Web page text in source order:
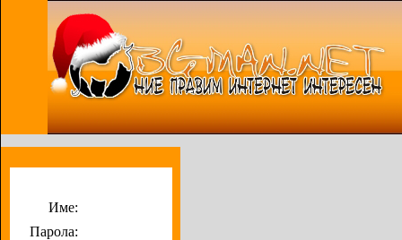
Име:
Парола: